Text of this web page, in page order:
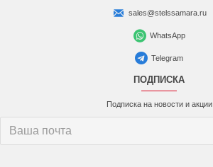
sales@stelssamara.ru
WhatsApp
Telegram
ПОДПИСКА
Подписка на новости и акции